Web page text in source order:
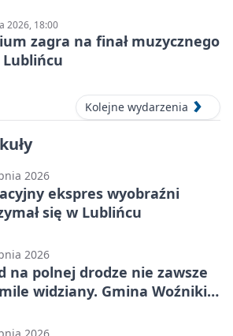
2026, 18:00
zagra na finał muzycznego
Kolejne wydarzenia
2026
ekspres wyobraźni
się w Lublińcu
2026
na polnej drodze nie zawsze
widziany. Gmina Woźniki